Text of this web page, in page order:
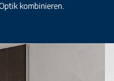
kombinieren.